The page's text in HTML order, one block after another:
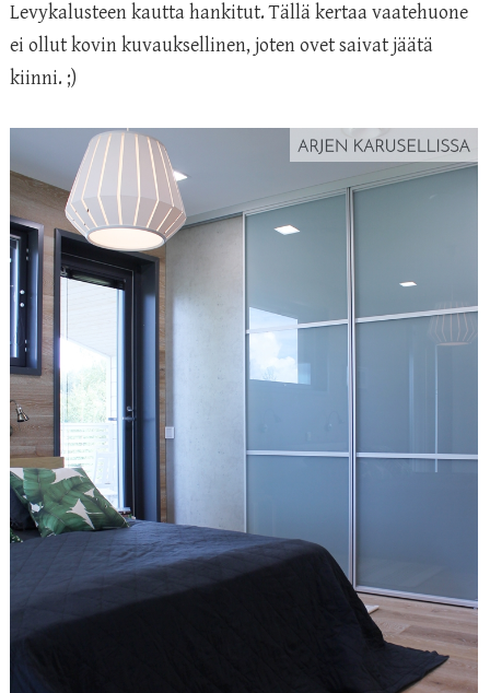
Levykalusteen kautta hankitut. Tällä kertaa vaatehuone
ei ollut kovin kuvauksellinen, joten ovet saivat jäätä
kiinni. ;)